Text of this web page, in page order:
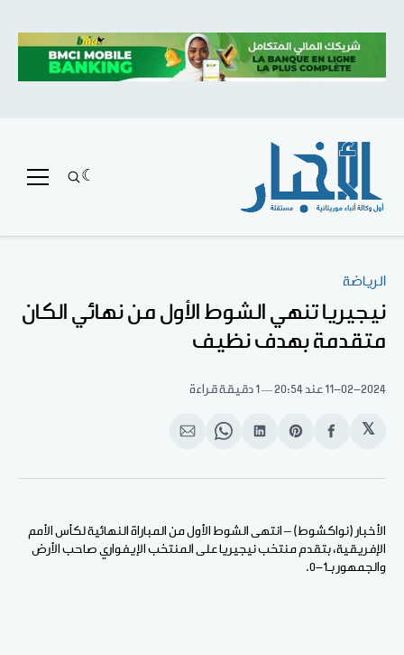
الرياضة
نيجيريا تنهي الشوط الأول من نهائي الكان
متقدمة بهدف نظيف
11-02-2024 عند 20:54 1 دقيقة قراءة
𝕏
انشر
الفيسبوك
Share
Pinterest
انشر
لينكد
Share
WhatsApp
انشر
الإيميل
الأخبار (نواكشوط) – انتهى الشوط الأول من المباراة النهائية لكأس الأمم
الإفريقية، بتقدم منتخب نيجيريا على المنتخب الإيفواري صاحب الأرض
والجمهور بـ1-0.